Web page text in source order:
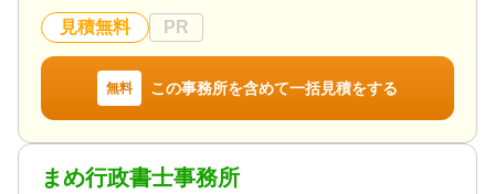
見積無料 PR
無料 この事務所を含めて一括見積をする
まめ行政書士事務所